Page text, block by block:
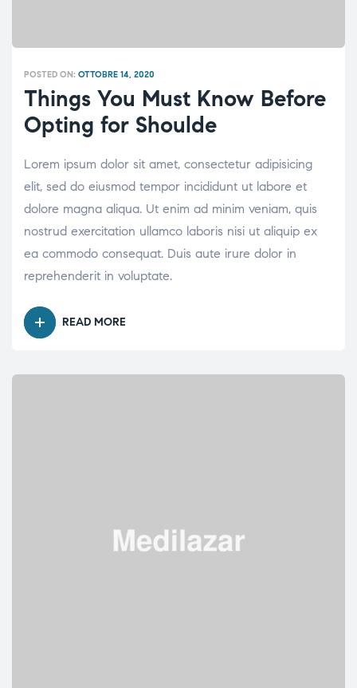
POSTED ON: OTTOBRE 14, 2020
Things You Must Know Before
Opting for Shoulde
Lorem ipsum dolor sit amet, consectetur adipisicing
elit, sed do eiusmod tempor incididunt ut labore et
dolore magna aliqua. Ut enim ad minim veniam, quis
nostrud exercitation ullamco laboris nisi ut aliquip ex
ea commodo consequat. Duis aute irure dolor in
reprehenderit in voluptate.
READ MORE